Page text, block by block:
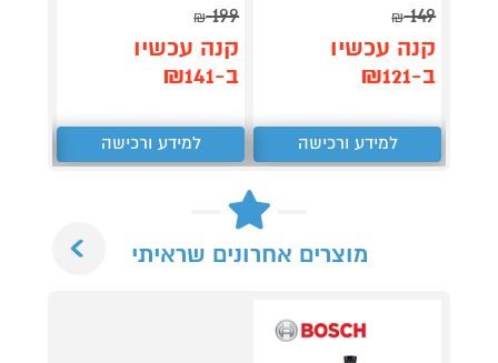
149
₪
קנה עכשיו
ב-₪121
למידע ורכישה
199
₪
קנה עכשיו
ב-₪141
למידע ורכישה
מוצרים אחרונים שראיתי